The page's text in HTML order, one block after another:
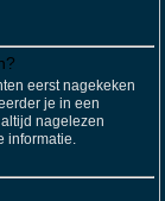
eerst nagekeken
je in een
nagelezen
informatie.